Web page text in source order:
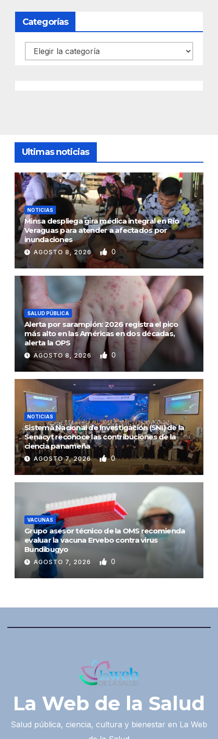
Categorías
Categorías
Ultimas noticias
NOTICIAS
Minsa despliega gira médica integral en Río
Veraguas para atender a afectados por
inundaciones
AGOSTO 8, 2026 0
SALUD PÚBLICA
Alerta por sarampión: 2026 registra el pico
más alto en las Américas en dos décadas,
alerta la OPS
AGOSTO 8, 2026 0
NOTICIAS
Sistema Nacional de Investigación (SNI) de la
Senacyt reconoce las contribuciones de la
ciencia panameña
AGOSTO 7, 2026 0
VACUNAS
Grupo asesor técnico de la OMS recomienda
evaluar la vacuna Ervebo contra virus
Bundibugyo
AGOSTO 7, 2026 0
La Web de la Salud
Salud pública, ciencia, cultura y bienestar en La Web